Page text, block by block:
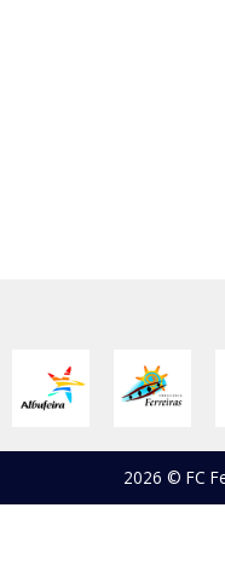
2026 © FC